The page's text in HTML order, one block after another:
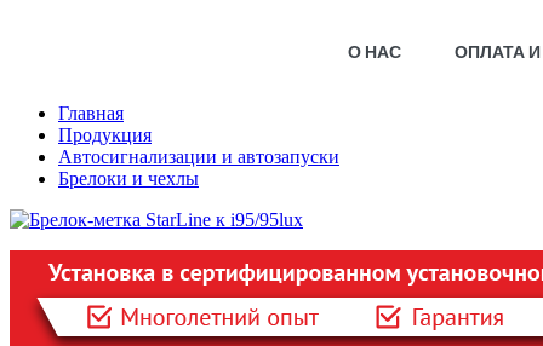
О НАС ОПЛАТА
Главная
Продукция
Автосигнализации и автозапуски
Брелоки и чехлы